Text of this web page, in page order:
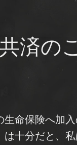
済の
命保険へ加入
十分だと、